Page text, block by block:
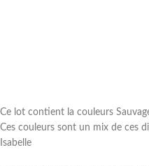
Ce lot contient la couleurs
Ces couleurs sont un mix de ces
Isabelle